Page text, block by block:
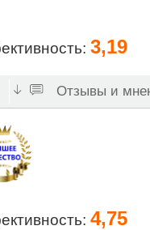
3,19
Отзывы и
4,75